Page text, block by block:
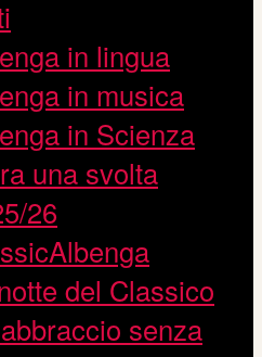
in lingua
in musica
in Scienza
una svolta
26
del Classico
senza